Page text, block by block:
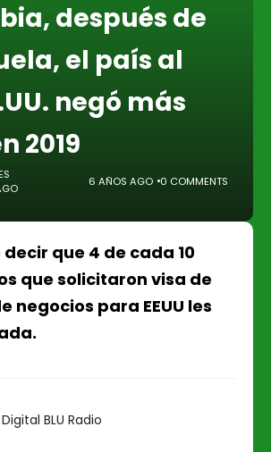
después de
el país al
negó más
2019
6 AÑOS AGO 0 COMMENTS
decir que 4 de cada 10
que solicitaron visa de
negocios para EEUU les
BLU Radio